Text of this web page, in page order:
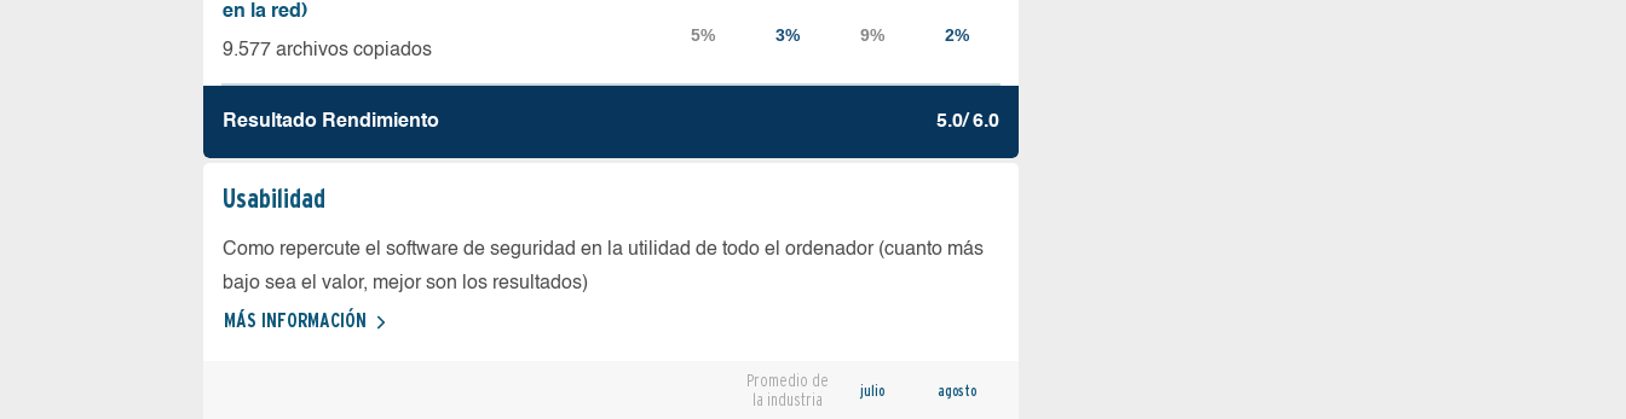
en la red)
9.577 archivos copiados
Resultado Rendimiento 5.0/ 6.0
Usabilidad
Como repercute el software de seguridad en la utilidad de todo el ordenador (cuanto más
bajo sea el valor, mejor son los resultados)
MÁS INFORMACIÓN
Promedio de
la industria
julio agosto